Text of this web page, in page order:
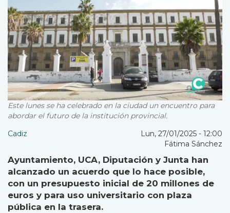
Este lunes se ha celebrado en la ciudad un encuentro para
abordar el futuro de la institución provincial.
Cadiz
Lun, 27/01/2025 - 12:00
Fátima Sánchez
Ayuntamiento, UCA, Diputación y Junta han
alcanzado un acuerdo que lo hace posible,
con un presupuesto inicial de 20 millones de
euros y para uso universitario con plaza
pública en la trasera.